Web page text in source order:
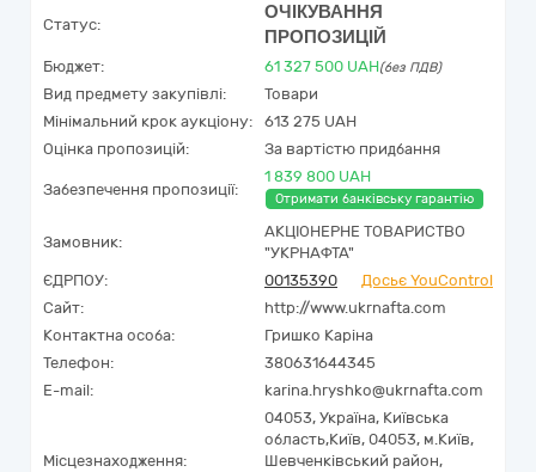
Статус:
ОЧІКУВАННЯ
ПРОПОЗИЦІЙ
Бюджет: 61 327 500 UAH(без ПДВ)
Вид предмету закупівлі:
Товари
Мінімальний крок аукціону:
613 275 UAH
Оцінка пропозицій:
За вартістю придбання
Забезпечення пропозиції:
1 839 800 UAH
Отримати банківську гарантію
Замовник:
АКЦІОНЕРНЕ ТОВАРИСТВО
"УКPНAФТА"
ЄДРПОУ:
00135390
Досьє YouControl
Сайт:
http://www.ukrnafta.com
Контактна особа:
Гришко Каріна
Телефон:
380631644345
E-mail:
karina.hryshko@ukrnafta.com
Місцезнаходження:
04053, Україна, Київська
область,Київ, 04053, м.Київ,
Шевченківський район,